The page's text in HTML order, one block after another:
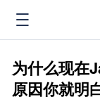
为什么现在
原因你就明